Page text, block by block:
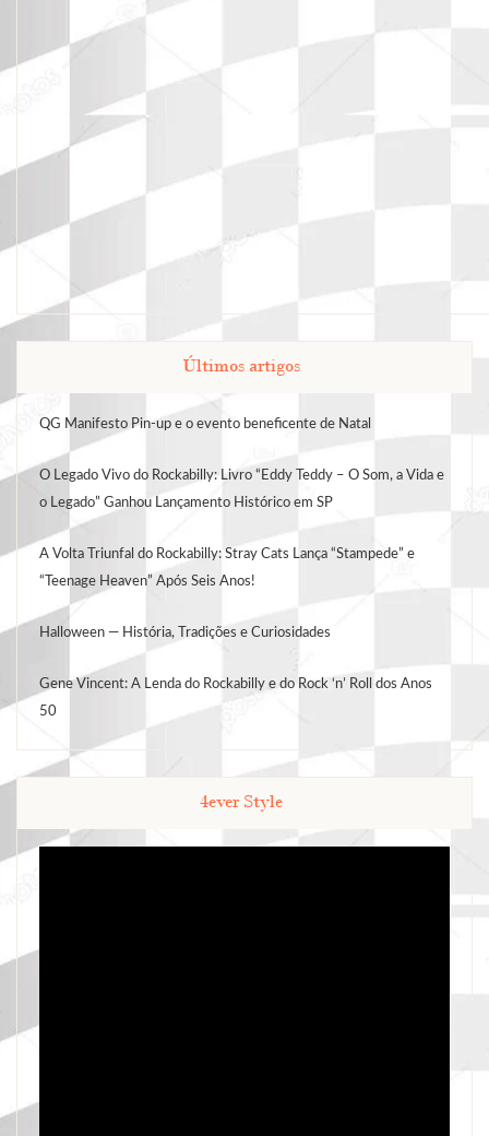
Últimos artigos
QG Manifesto Pin-up e o evento beneficente de Natal
O Legado Vivo do Rockabilly: Livro “Eddy Teddy – O Som, a Vida e
o Legado” Ganhou Lançamento Histórico em SP
A Volta Triunfal do Rockabilly: Stray Cats Lança “Stampede” e
“Teenage Heaven” Após Seis Anos!
Halloween — História, Tradições e Curiosidades
Gene Vincent: A Lenda do Rockabilly e do Rock ‘n’ Roll dos Anos
50
4ever Style